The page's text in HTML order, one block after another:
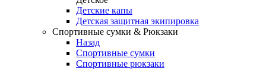
Детские капы
Детская защитная экипировка
Спортивные сумки & Рюкзаки
Назад
Спортивные сумки
Спортивные рюкзаки